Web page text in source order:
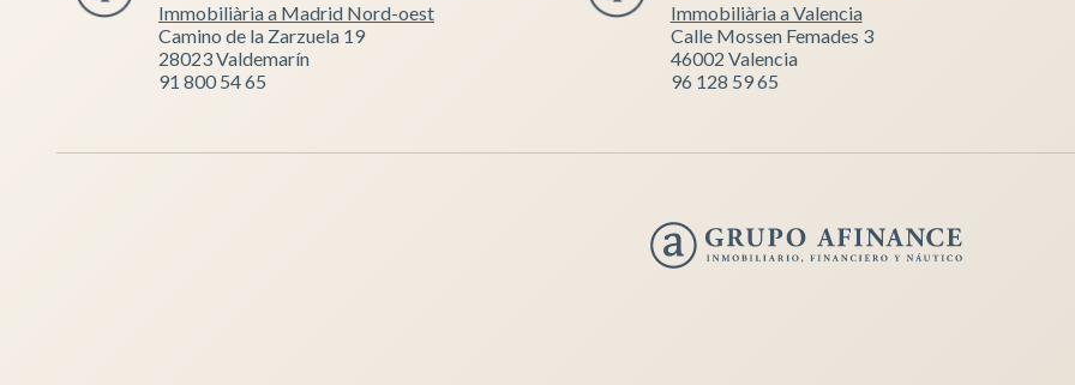
Immobiliària a Madrid Nord-oest
Camino de la Zarzuela 19
28023 Valdemarín
91 800 54 65
Immobiliària a Valencia
Calle Mossen Femades 3
46002 Valencia
96 128 59 65